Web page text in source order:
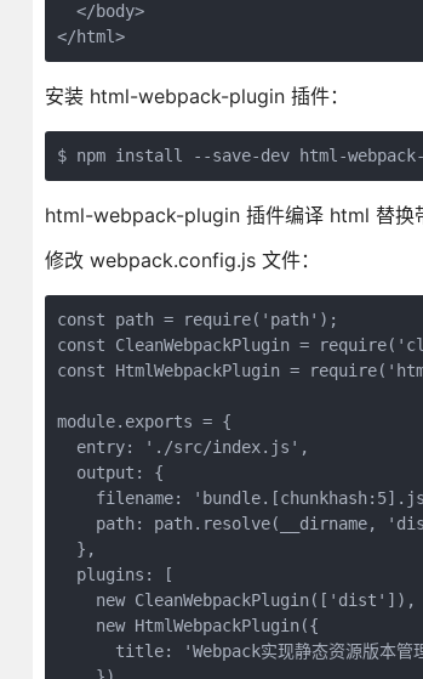
  </body>
</html>
安装 html-webpack-plugin 插件：
$ npm install --save-dev html-
html-webpack-plugin 插件编译 html 替换
修改 webpack.config.js 文件：
const path = require('path');
const CleanWebpackPlugin =
const HtmlWebpackPlugin =
module.exports = {
  entry: './src/index.js',
  output: {
filename:
path: path.resolve(__dirname,
  },
  plugins: [
    new CleanWebpackPlugin(['dist']),
    new HtmlWebpackPlugin({
title: 'Webpack实现静态资源版本管